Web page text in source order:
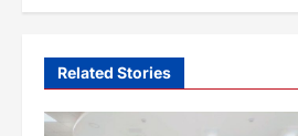
n
a
Related Stories